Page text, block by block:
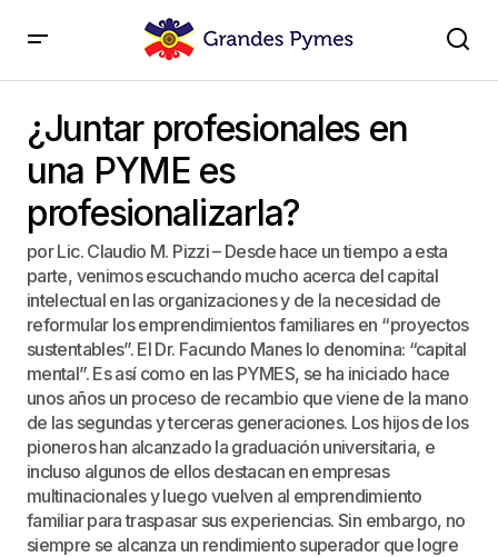
profesionalizarla?
¿Juntar profesionales en
una PYME es
profesionalizarla?
por Lic. Claudio M. Pizzi – Desde hace un tiempo a esta
parte, venimos escuchando mucho acerca del capital
intelectual en las organizaciones y de la necesidad de
reformular los emprendimientos familiares en “proyectos
sustentables”. El Dr. Facundo Manes lo denomina: “capital
mental”. Es así como en las PYMES, se ha iniciado hace
unos años un proceso de recambio que viene de la mano
de las segundas y terceras generaciones. Los hijos de los
pioneros han alcanzado la graduación universitaria, e
incluso algunos de ellos destacan en empresas
multinacionales y luego vuelven al emprendimiento
familiar para traspasar sus experiencias. Sin embargo, no
siempre se alcanza un rendimiento superador que logre